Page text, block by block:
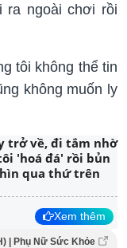
ra ngoài chơi rồi
tôi không thể tin
không muốn ly
trở về, đi tắm nhờ
'hoá đá' rồi bủn
qua thứ trên
Xem thêm
| Phụ Nữ Sức Khỏe